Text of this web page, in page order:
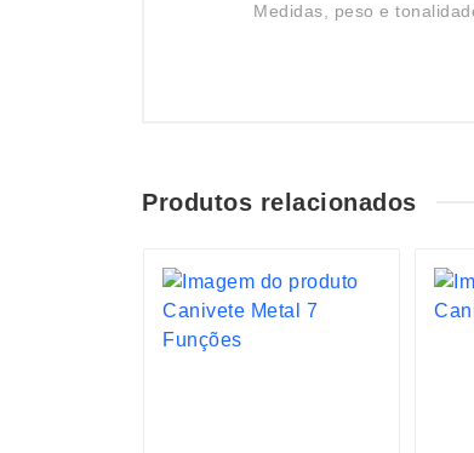
Medidas, peso e
Produtos relacionados